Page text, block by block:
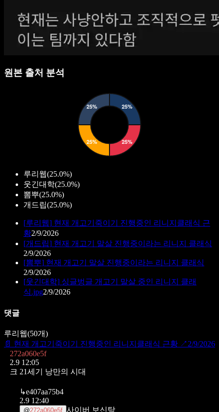
원본 출처 분석
루리웹(25.0%)
웃긴대학(25.0%)
뽐뿌(25.0%)
개드립(25.0%)
[루리웹] 현재 개고기죽이기 진행중인 리니지클래식 근
황2/9/2026
[개드립] 현재 개고기 말살 진행중이라는 리니지 클래식
2/9/2026
[뽐뿌] 현재 개고기 말살 진행중이라는 리니지 클래식
2/9/2026
[웃긴대학] 싱글벙글 개고기 말살 중인 리니지 클래
식.jpg2/9/2026
댓글
루리웹(50개)
📄 현재 개고기죽이기 진행중인 리니지클래식 근황 ↗ 2/9/2026
272a060e5f
2.9 12:05
크 21세기 낭만의 시대
↳e407aa75b4
2.9 12:40
@272a060e5f 사이버 보신탕